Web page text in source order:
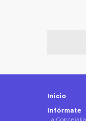
Inicio
Infórmate
La Concejalía